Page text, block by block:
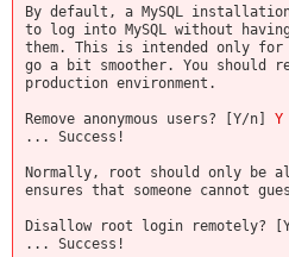
By default, a MySQL
to log into MySQL without
them. This is intended only
go a bit smoother. You should
production environment.
Remove anonymous users? [Y/n] Y
... Success!
Normally, root should only be
ensures that someone cannot
Disallow root login remotely?
... Success!